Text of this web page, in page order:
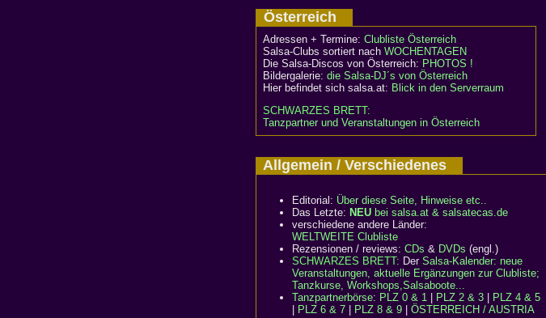
Österreich
Adressen + Termine: Clubliste Österreich
Salsa-Clubs sortiert nach WOCHENTAGEN
Die Salsa-Discos von Österreich: PHOTOS !
Bildergalerie: die Salsa-DJ´s von Österreich
Hier befindet sich salsa.at: Blick in den Serverraum
SCHWARZES BRETT:
Tanzpartner und Veranstaltungen in Österreich
Allgemein / Verschiedenes
Editorial: Über diese Seite, Hinweise etc..
Das Letzte: NEU bei salsa.at & salsatecas.de
verschiedene andere Länder:
WELTWEITE Clubliste
Rezensionen / reviews: CDs & DVDs (engl.)
SCHWARZES BRETT: Der Salsa-Kalender: neue
Veranstaltungen, aktuelle Ergänzungen zur Clubliste;
Tanzkurse, Workshops,Salsaboote...
Tanzpartnerbörse: PLZ 0 & 1 PLZ 2 & 3
PLZ 4 & 5
PLZ 6 & 7 PLZ 8 & 9 ÖSTERREICH / AUSTRIA